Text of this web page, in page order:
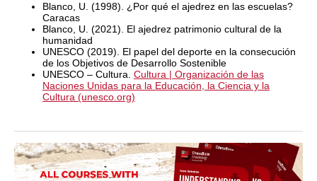
Blanco, U. (1998). ¿Por qué el ajedrez en las escuelas?
Caracas
Blanco, U. (2021). El ajedrez patrimonio cultural de la
humanidad
UNESCO (2019). El papel del deporte en la consecución
de los Objetivos de Desarrollo Sostenible
UNESCO – Cultura. Cultura | Organización de las
Naciones Unidas para la Educación, la Ciencia y la
Cultura (unesco.org)